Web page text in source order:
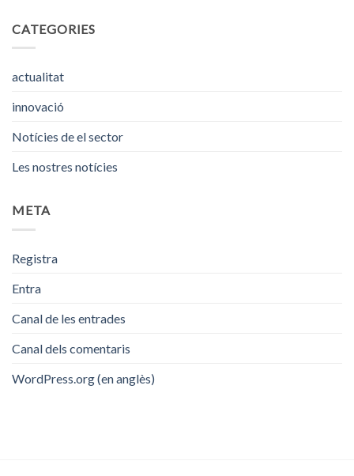
CATEGORIES
actualitat
innovació
Notícies de el sector
Les nostres notícies
META
Registra
Entra
Canal de les entrades
Canal dels comentaris
WordPress.org (en anglès)